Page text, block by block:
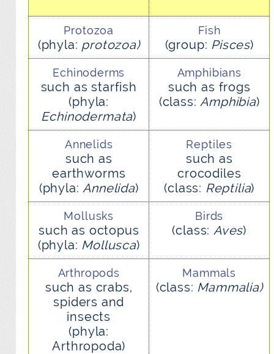
Protozoa
(phyla: protozoa)
Fish
(group: Pisces)
Echinoderms
such as starfish
(phyla:
Echinodermata)
Amphibians
such as frogs
(class:Amphibia)
Annelids
such as
earthworms
(phyla:Annelida)
Reptiles
such as
crocodiles
(class: Reptilia)
Mollusks
such as octopus
(phyla: Mollusca)
Birds
(class: Aves)
Arthropods
such as crabs,
spiders and
insects
(phyla:
Arthropoda)
Mammals
(class: Mammalia)